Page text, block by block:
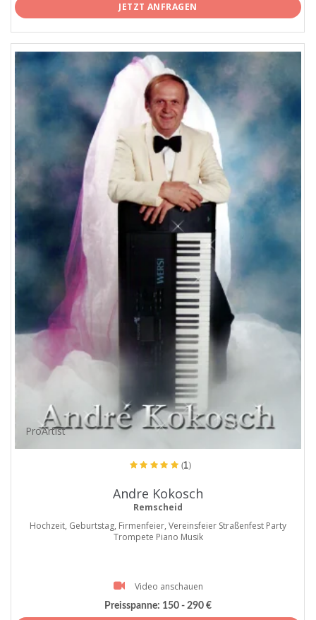
JETZT ANFRAGEN
ProArtist
(1)
Andre Kokosch
Remscheid
Hochzeit, Geburtstag, Firmenfeier, Vereinsfeier Straßenfest Party
Trompete Piano Musik
Video anschauen
Preisspanne: 150 - 290 €